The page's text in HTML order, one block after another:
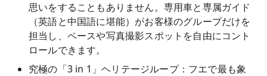
思いをすることもありません。専用車と専属ガイド
（英語と中国語に堪能）がお客様のグループだけを
担当し、ペースや写真撮影スポットを自由にコント
ロールできます。
究極の「3 in 1」ヘリテージループ：フエで最も象